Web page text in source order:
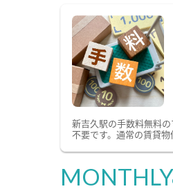
新吉久駅の手数料無料
不要です。通常の賃貸